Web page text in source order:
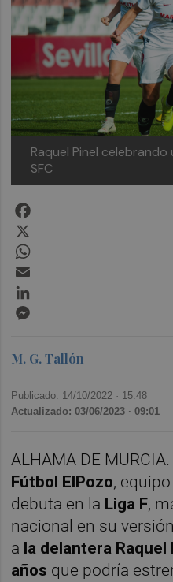
Raquel Pinel celebrando
SFC
M. G. Tallón
Publicado: 14/10/2022 · 15:48
Actualizado: 03/06/2023 · 09:01
ALHAMA DE
Fútbol ElPozo,
debuta en la Liga F,
nacional en su
a la delantera Raquel
años que podría